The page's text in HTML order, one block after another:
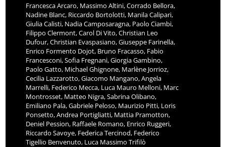
Francesca Arcaro, Massimo Altini, Corrado Bellora,
Nadine Blanc, Riccardo Bortolotti, Manila Calipari,
Giulia Calisti, Nadia Camposaragna, Paolo Ciambi,
Filippo Clermont, Carol Di Vito, Christian Leo
Dufour, Christian Evaspasiano, Giuseppe Farinella,
Enrico Formento Dojot, Bruno Fracasso, Fabio
Francesconi, Sofia Fregnani, Giorgia Gambino,
Paolo Gatto, Michael Ghignone, Marlène Jorrioz,
Cecilia Lazzarotto, Giacomo Mangano, Angela
Marrelli, Federico Mecca, Luca Mauro Melloni, Marc
Montrosset, Matteo Nigra, Sabrina Olibano,
Emiliano Pala, Gabriele Peloso, Maurizio Pitti, Loris
Ponsetto, Andrea Portigliatti, Mattia Pramotton,
Deniel Pession, Raffaele Romano, Enrico Ruggeri,
Riccardo Savoye, Federica Tercinod, Federico
Tigellio Benvenuto, Luca Massimo Trifilò